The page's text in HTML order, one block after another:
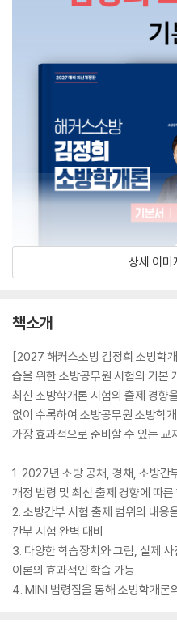
상세 이미
책소개
[2027 해커스소방 김정희 소방학
습을 위한 소방공무원 시험의 기본
최신 소방학개론 시험의 출제 경향
없이 수록하여 소방공무원 소방학
가장 효과적으로 준비할 수 있는 교
1. 2027년 소방 공채, 경채, 소방간
개정 법령 및 최신 출제 경향에 따른
2. 소방간부 시험 출제 범위의 내용
간부 시험 완벽 대비
3. 다양한 학습장치와 그림, 실제
이론의 효과적인 학습 가능
4. MINI 법령집을 통해 소방학개론